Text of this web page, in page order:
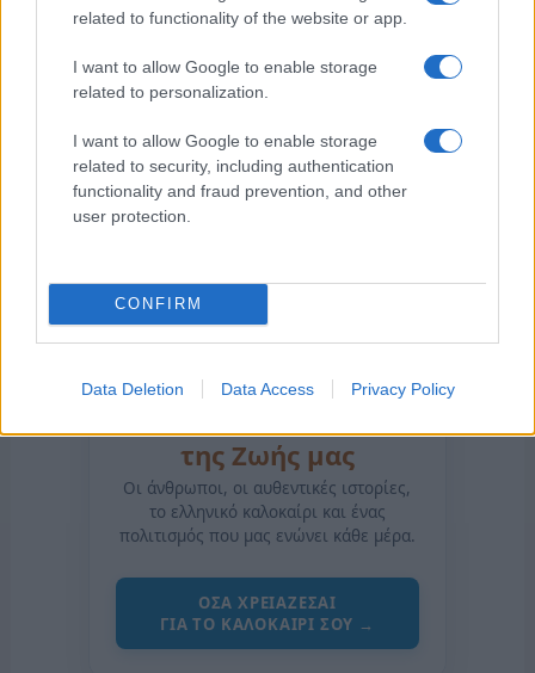
related to functionality of the website or app.
I want to allow Google to enable storage
related to personalization.
I want to allow Google to enable storage
related to security, including authentication
functionality and fraud prevention, and other
user protection.
CONFIRM
Data Deletion Data Access Privacy Policy
της Ζωής μας
Οι άνθρωποι, οι αυθεντικές ιστορίες,
το ελληνικό καλοκαίρι και ένας
πολιτισμός που μας ενώνει κάθε μέρα.
ΟΣΑ ΧΡΕΙΑΖΕΣΑΙ
ΓΙΑ ΤΟ ΚΑΛΟΚΑΙΡΙ ΣΟΥ →